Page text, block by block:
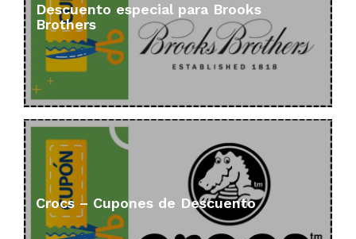
Descuento especial para Brooks
Brothers
Crocs – Cupones de Descuento